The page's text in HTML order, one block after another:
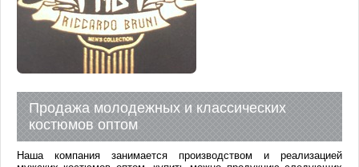
Продажа молодежных и классических
костюмов оптом
Наша компания занимается производством и реализацией